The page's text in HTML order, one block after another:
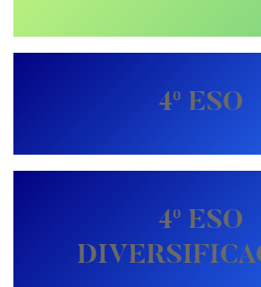
4º ESO
4º ESO